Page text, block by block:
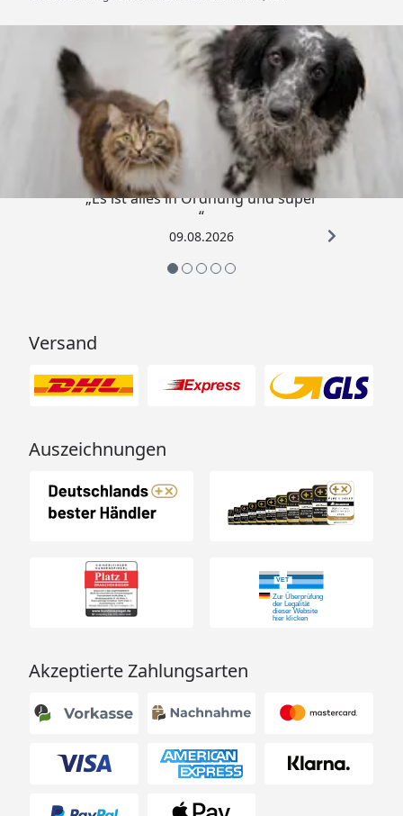
Trusted Shops
4,73/ 5
„Es ist alles in Ordnung und super
“
09.08.2026
Versand
Auszeichnungen
Akzeptierte Zahlungsarten